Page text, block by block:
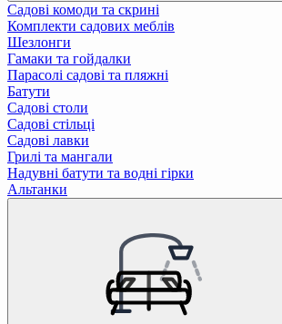
Садові комоди та скрині
Комплекти садових меблів
Шезлонги
Гамаки та гойдалки
Парасолі садові та пляжні
Батути
Садові столи
Садові стільці
Садові лавки
Грилі та мангали
Надувні батути та водні гірки
Альтанки